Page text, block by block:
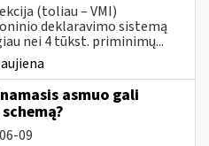
(toliau – VMI)
deklaravimo sistemą
nei 4 tūkst. priminimų...
asmuo gali
09